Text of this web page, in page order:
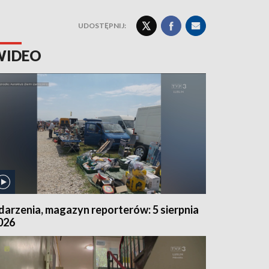
UDOSTĘPNIJ:
magazyn reporterów: 5 sierpnia